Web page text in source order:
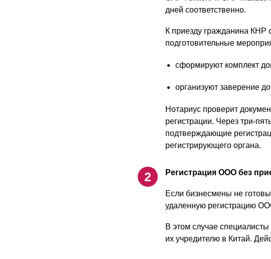
дней соответственно.
К приезду гражданина КНР
подготовительные
сформируют комплект
организуют заверение
Нотариус проверит
регистрации. Через три-
подтверждающие
регистрирующего органа.
Регистрация ООО без
Если бизнесмены не
удаленную регистрацию
В этом случае
их учредителю в Китай.